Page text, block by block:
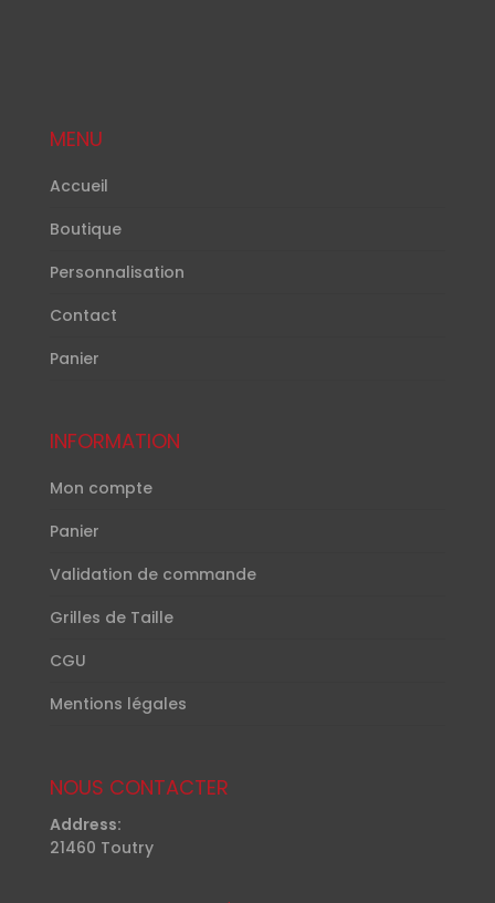
MENU
Accueil
Boutique
Personnalisation
Contact
Panier
INFORMATION
Mon compte
Panier
Validation de commande
Grilles de Taille
CGU
Mentions légales
NOUS CONTACTER
Address:
21460 Toutry